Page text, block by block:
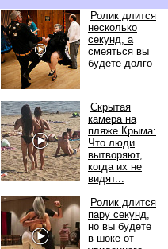
Ролик длится
несколько
секунд, а
смеяться вы
удете долго
Скрытая
камера на
пляже Крыма:
Что люди
ытворяют,
когда их не
идят...
Ролик длится
пару секунд,
но вы будете
шоке от